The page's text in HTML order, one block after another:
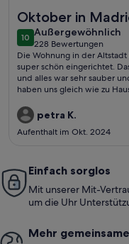
Oktober in
1010 von 10
Außergewöhnlich
außergewöhnlich
228 Bewertungen
(228
bewertungen)
Die Wohnung in der
super schön eingerichtet. Das Einchecken hat super geklappt
und alles war sehr sauber
haben uns gleich wie zu
nächsten Besuch.
petra K.
Aufenthalt im Okt. 2024
Einfach sorglos
Mit unserer Mit-
um die Uhr
Mehr